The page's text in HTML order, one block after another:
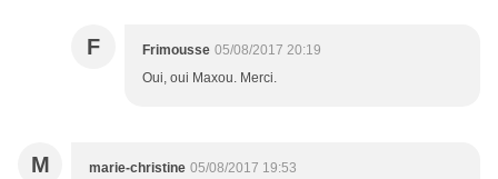
F Frimousse 05/08/2017 20:19
Oui, oui Maxou. Merci.
M marie-christine 05/08/2017 19:53